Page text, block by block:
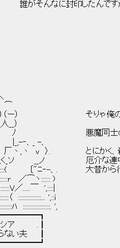
に封印したんです
⌒ ﾕﾆﾊ
りゃ俺のように≪世
の抗争の結
-、
とにかく、殺しても
_ソ __ノ 厄介な連中を
〔"ﾆ‐-、. 大昔から行
／⌒ヽ:::::: )
／.....￣ ',::::|
〈 :::::::::::::::... ',::i
ﾊ ::::::::::::::::::. ',
ア .┃
い夫 ┃